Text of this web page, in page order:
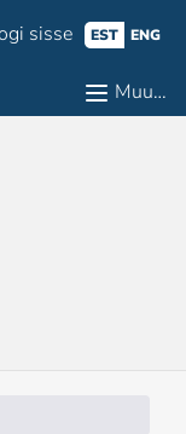
sisse EST ENG
Muu…